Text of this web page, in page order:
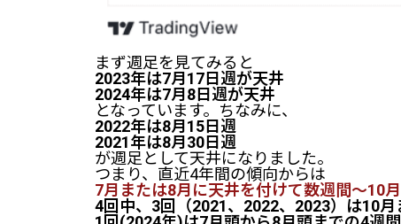
まず週足を見てみると
2023年は7月17日週が天井
2024年は7月8日週が天井
となっています。ちなみに、
2022年は8月15日週
2021年は8月30日週
が週足として天井になりました。
つまり、直近4年間の傾向からは
7月または8月に天井を付けて数週間～10
4回中、3回（2021、2022、2023）は10月